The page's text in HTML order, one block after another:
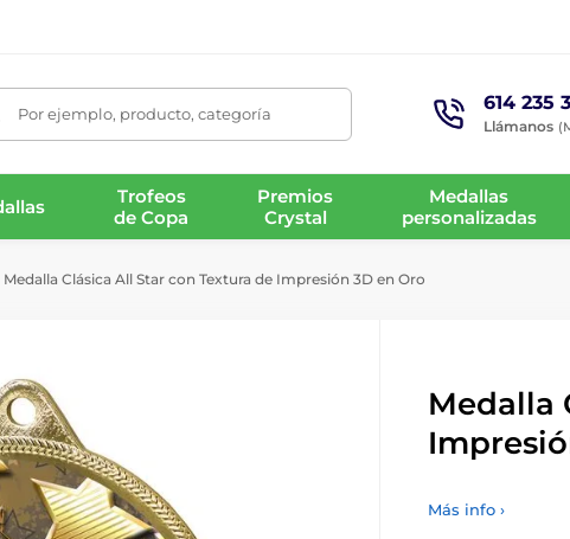
Por ejemplo, producto, categoría 614 235
Llámanos
Trofeos
de Copa
Premios
Crystal
Medallas
personalizadas
Medalla Clásica All Star con Textura de Impresión 3D en Oro
Medalla
Más info ›